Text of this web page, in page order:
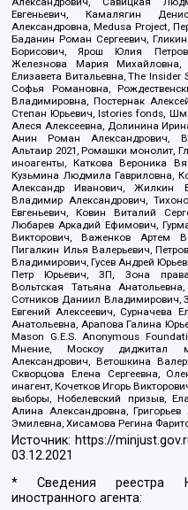
Евгеньевич, Камалягин
Александровна, Medusa Project,
Баданин Роман Сергеевич,
Борисович, Ярош Юлия
Железнова Мария Михайловна,
Елизавета Витальевна, The
Софья Романовна,
Владимировна, Постернак
Степан Юрьевич, Istories fonds,
Алеся Алексеевна, Долинина
Анин Роман Александрович,
Альтаир 2021, Ромашки монолит,
иноагенты, Каткова Вероника
Кузьмина Людмила Гавриловна,
Александр Иванович, Жилкин
Владимир Александрович,
Евгеньевич, Ковин Виталий
Любарев Аркадий Ефимович,
Викторович, Важенков Артем
Пигалкин Илья Валерьевич,
Владимирович, Гусев Андрей
Петр Юрьевич, ЗП, Зона
Вольтская Татьяна
Сотников Даниил Владимирович,
Евгений Алексеевич, Сурначева
Анатольевна, Арапова Галина
Mason G.E.S. Anonymous
Мнение, Москоу диджитал
Александрович, Ветошкина
Скворцова Елена Сергеевна,
инагент, Кочетков Игорь
выборы, Нобелевский призыв,
Алина Александровна,
Эмилевна, Хисамова Регина
Источник: https://
03.12.2021
* Сведения реестра
иностранного агента: